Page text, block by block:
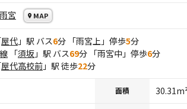
雨宮 MAP
屋代 」駅 バス6分 「雨宮上」停歩5分
「須坂 」駅 バス69分 「雨宮中」停歩6分
屋代高校前 」駅 徒歩22分
面積